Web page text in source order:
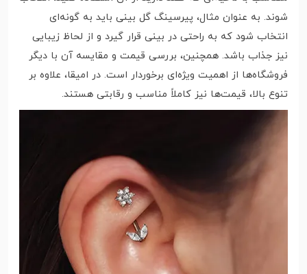
شوند. به عنوان مثال، پیرسینگ گل بینی باید به گونه‌ای
انتخاب شود که به راحتی در بینی قرار گیرد و از لحاظ زیبایی
نیز جذاب باشد. همچنین، بررسی قیمت و مقایسه آن با دیگر
فروشگاه‌ها از اهمیت ویژه‌ای برخوردار است. در امیقا، علاوه بر
تنوع بالا، قیمت‌ها نیز کاملاً مناسب و رقابتی هستند.